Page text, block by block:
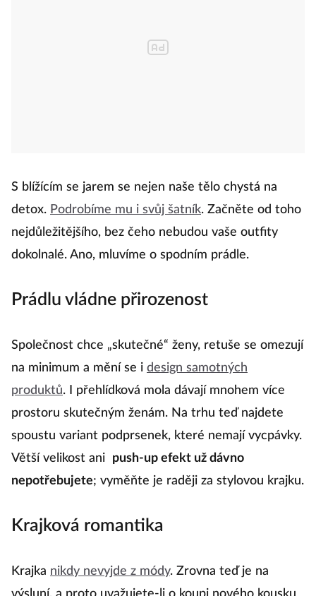
S blížícím se jarem se nejen naše tělo chystá na
detox. Podrobíme mu i svůj šatník. Začněte od toho
nejdůležitějšího, bez čeho nebudou vaše outfity
dokolnalé. Ano, mluvíme o spodním prádle.
Prádlu vládne přirozenost
Společnost chce „skutečné“ ženy, retuše se omezují
na minimum a mění se i design samotných
produktů. I přehlídková mola dávají mnohem více
prostoru skutečným ženám. Na trhu teď najdete
spoustu variant podprsenek, které nemají vycpávky.
Větší velikost ani
push-up efekt už dávno
nepotřebujete; vyměňte je raději za stylovou krajku.
Krajková romantika
Krajka nikdy nevyjde z módy. Zrovna teď je na